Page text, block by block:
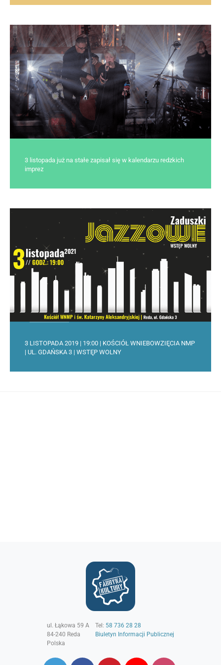
3 listopada już na stałe zapisał się w kalendarzu redzkich
imprez
3 LISTOPADA 2019 | 19:00 | KOŚCIÓŁ WNIEBOWZIĘCIA NMP
| UL. GDAŃSKA 3 | WSTĘP WOLNY
ul. Łąkowa 59 A
84-240 Reda
Polska
Tel: 58 736 28 28
Biuletyn Informacji Publicznej